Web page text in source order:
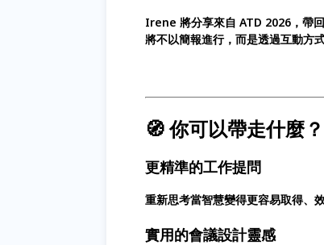
Irene 將分享來自 ATD 2026，帶
將不以簡報進行，而是透過互動方
🧭 你可以帶走什麼？
更精準的工作提問
重新思考當智慧變得更容易取得、
實用的會議設計靈感